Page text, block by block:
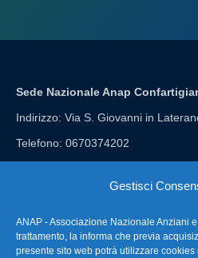
Gestisci
ANAP - Associazione Nazionale Anziani
trattamento, la informa che previa
presente sito web potrà utilizzare cookies
Sede Nazionale Anap
Indirizzo: Via S. Giovanni in
Telefono: 0670374202
FAQ – Domande